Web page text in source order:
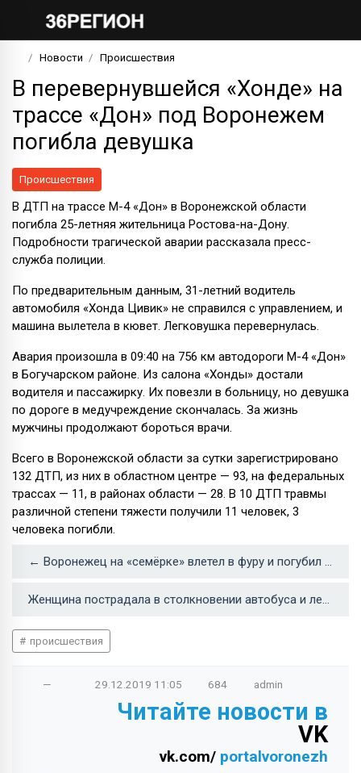
Новости Происшествия
В перевернувшейся «Хонде» на
трассе «Дон» под Воронежем
погибла девушка
Происшествия
В ДТП на трассе М-4 «Дон» в Воронежской области
погибла 25-летняя жительница Ростова-на-Дону.
Подробности трагической аварии рассказала пресс-
служба полиции.
По предварительным данным, 31-летний водитель
автомобиля «Хонда Цивик» не справился с управлением, и
машина вылетела в кювет. Легковушка перевернулась.
Авария произошла в 09:40 на 756 км автодороги М-4 «Дон»
в Богучарском районе. Из салона «Хонды» достали
водителя и пассажирку. Их повезли в больницу, но девушка
по дороге в медучреждение скончалась. За жизнь
мужчины продолжают бороться врачи.
Всего в Воронежской области за сутки зарегистрировано
132 ДТП, из них в областном центре — 93, на федеральных
трассах — 11, в районах области — 28. В 10 ДТП травмы
различной степени тяжести получили 11 человек, 3
человека погибли.
← Воронежец на «семёрке» влетел в фуру и погубил свою пассажирку
Женщина пострадала в столкновении автобуса и легковушки в Воронеже →
происшествия
— 29.12.2019 11:05 684 admin
Читайте новости в
VK
vk.com/ portalvoronezh